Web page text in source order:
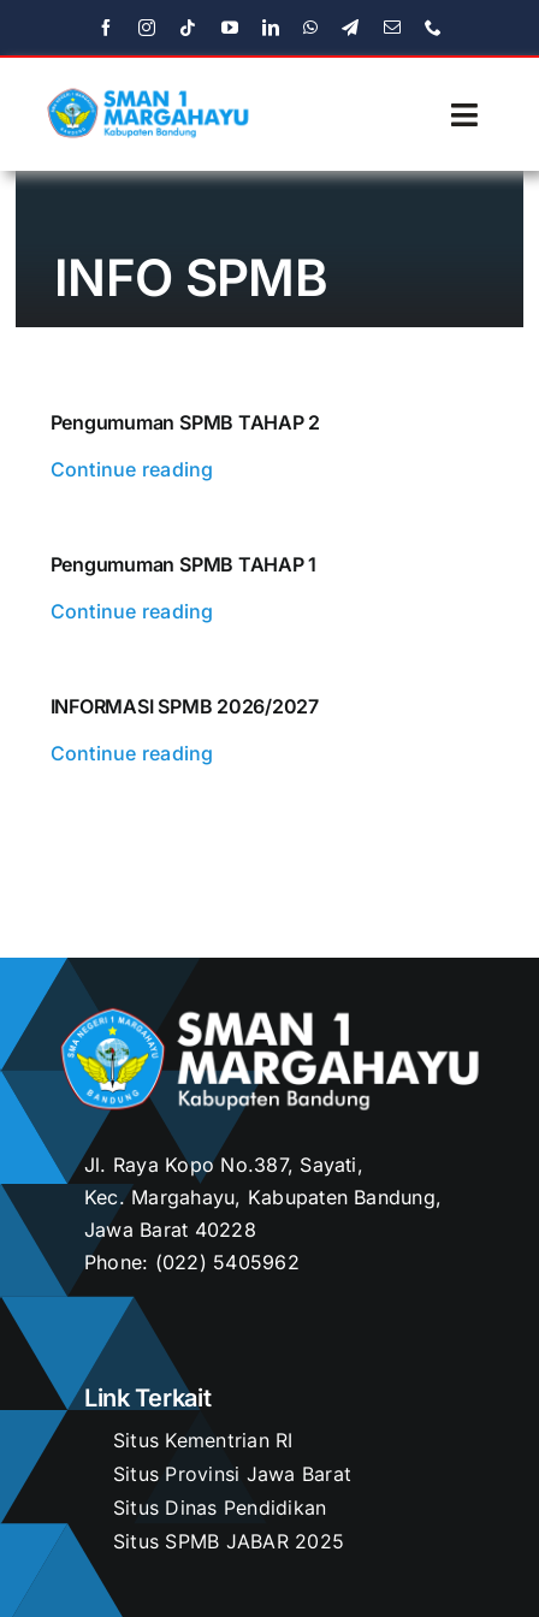
Profil
Fasilitas
Media
Kontak
INFO SPMB
Pengumuman SPMB TAHAP 2
Continue reading
Pengumuman SPMB TAHAP 1
Continue reading
INFORMASI SPMB 2026/2027
Continue reading
Jl. Raya Kopo No.387, Sayati,
Kec. Margahayu, Kabupaten Bandung,
Jawa Barat 40228
Phone: (022) 5405962
Link Terkait
Situs Kementrian RI
Situs Provinsi Jawa Barat
Situs Dinas Pendidikan
Situs SPMB JABAR 2025